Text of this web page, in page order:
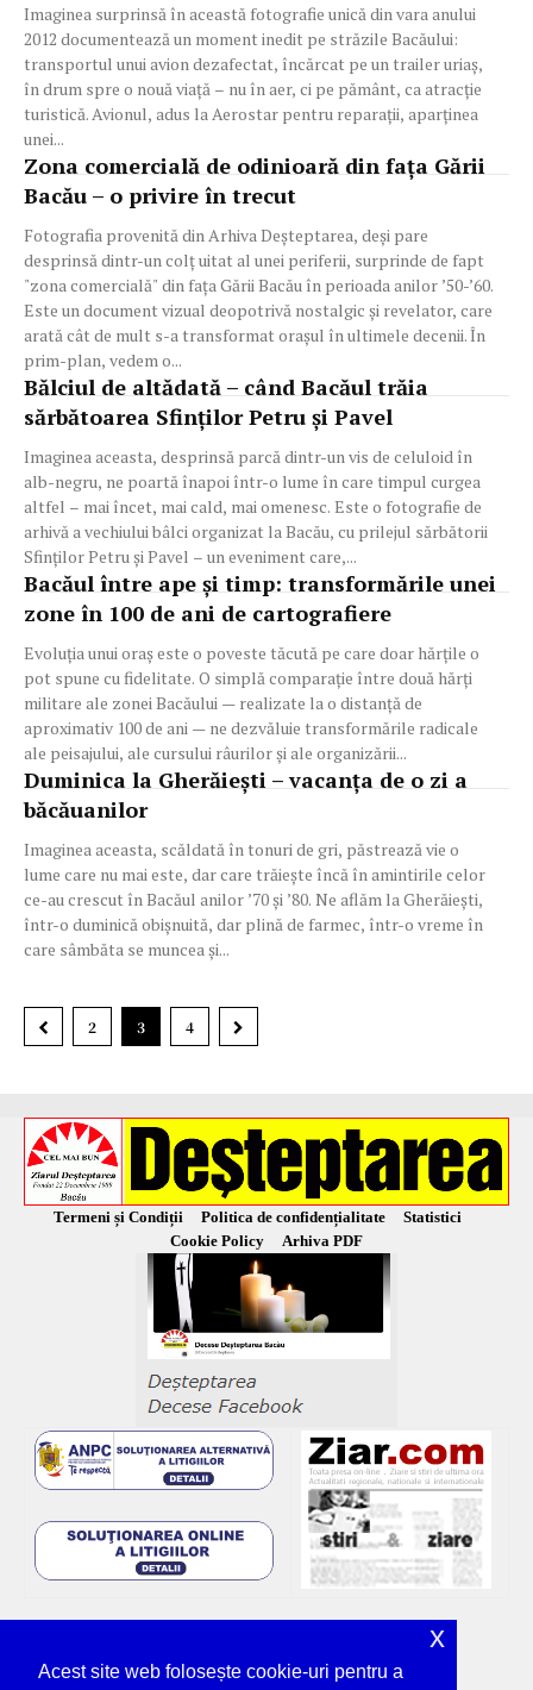
Imaginea surprinsă în această fotografie unică din vara anului
2012 documentează un moment inedit pe străzile Bacăului:
transportul unui avion dezafectat, încărcat pe un trailer uriaș,
în drum spre o nouă viață – nu în aer, ci pe pământ, ca atracție
turistică. Avionul, adus la Aerostar pentru reparații, aparținea
unei...
Zona comercială de odinioară din fața Gării
Bacău – o privire în trecut
Fotografia provenită din Arhiva Deșteptarea, deși pare
desprinsă dintr-un colț uitat al unei periferii, surprinde de fapt
"zona comercială" din fața Gării Bacău în perioada anilor ’50-’60.
Este un document vizual deopotrivă nostalgic și revelator, care
arată cât de mult s-a transformat orașul în ultimele decenii. În
prim-plan, vedem o...
Bălciul de altădată – când Bacăul trăia
sărbătoarea Sfinților Petru și Pavel
Imaginea aceasta, desprinsă parcă dintr-un vis de celuloid în
alb-negru, ne poartă înapoi într-o lume în care timpul curgea
altfel – mai încet, mai cald, mai omenesc. Este o fotografie de
arhivă a vechiului bâlci organizat la Bacău, cu prilejul sărbătorii
Sfinților Petru și Pavel – un eveniment care,...
Bacăul între ape și timp: transformările unei
zone în 100 de ani de cartografiere
Evoluția unui oraș este o poveste tăcută pe care doar hărțile o
pot spune cu fidelitate. O simplă comparație între două hărți
militare ale zonei Bacăului — realizate la o distanță de
aproximativ 100 de ani — ne dezvăluie transformările radicale
ale peisajului, ale cursului râurilor și ale organizării...
Duminica la Gherăiești – vacanța de o zi a
băcăuanilor
Imaginea aceasta, scăldată în tonuri de gri, păstrează vie o
lume care nu mai este, dar care trăiește încă în amintirile celor
ce-au crescut în Bacăul anilor ’70 și ’80. Ne aflăm la Gherăiești,
într-o duminică obișnuită, dar plină de farmec, într-o vreme în
care sâmbăta se muncea și...
2 3 4
Termeni și Condiții Politica de confidențialitate
Statistici
Cookie Policy
Arhiva PDF
Acest site web folosește cookie-uri pentru a
x